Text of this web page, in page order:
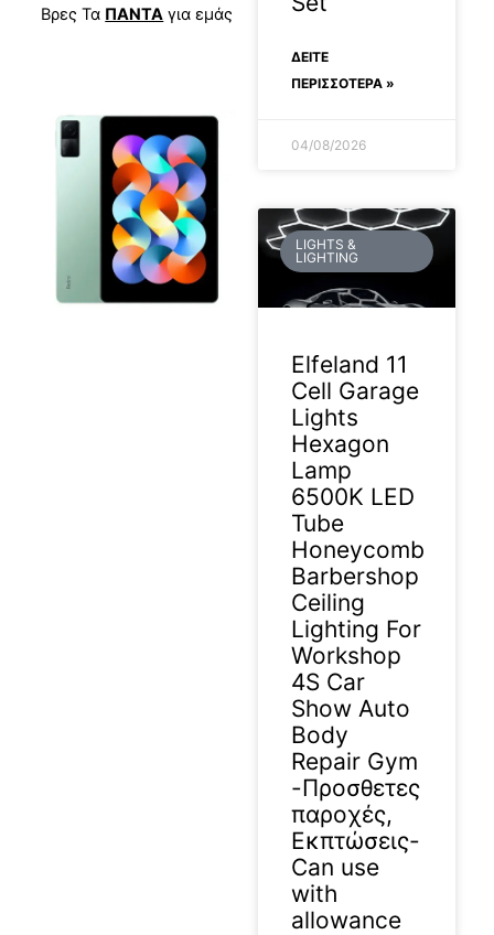
Βρες Τα ΠΑΝΤΑ για εμάς
ΔΕΊΤΕ
ΠΕΡΙΣΣΟΤΕΡΑ »
04/08/2026
LIGHTS &
LIGHTING
Elfeland 11
Cell Garage
Lights
Hexagon
Lamp
6500K LED
Tube
Honeycomb
Barbershop
Ceiling
Lighting For
Workshop
4S Car
Show Auto
Body
Repair Gym
-Προσθετες
παροχές,
Εκπτώσεις-
Can use
with
allowance